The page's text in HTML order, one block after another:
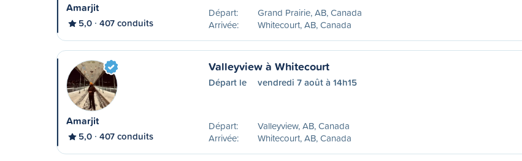
Amarjit
5,0 407 conduits
Départ:
Grand Prairie, AB, Canada
Arrivée:
Whitecourt, AB, Canada
Amarjit
5,0 407 conduits
Valleyview à Whitecourt
Départ le vendredi 7 août à 14h15
Départ:
Valleyview, AB, Canada
Arrivée:
Whitecourt, AB, Canada